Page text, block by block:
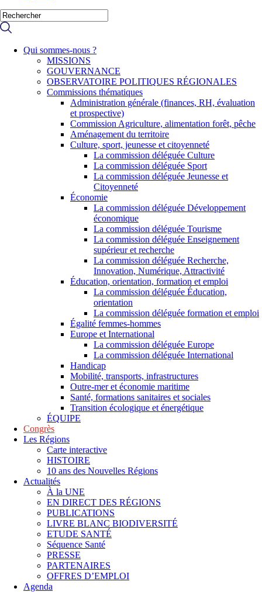
Menu
Qui sommes-nous ?
MISSIONS
GOUVERNANCE
OBSERVATOIRE POLITIQUES RÉGIONALES
Commissions thématiques
Administration générale (finances, RH, évaluation
et prospective)
Commission Agriculture, alimentation forêt, pêche
Aménagement du territoire
Culture, sport, jeunesse et citoyenneté
La commission déléguée Culture
La commission déléguée Sport
La commission déléguée Jeunesse et
Citoyenneté
Économie
La commission déléguée Développement
économique
La commission déléguée Tourisme
La commission déléguée Enseignement
supérieur et recherche
La commission déléguée Recherche,
Innovation, Numérique, Attractivité
Éducation, orientation, formation et emploi
La commission déléguée Éducation,
orientation
La commission déléguée formation et emploi
Égalité femmes-hommes
Europe et International
La commission déléguée Europe
La commission déléguée International
Handicap
Mobilité, transports, infrastructures
Outre-mer et économie maritime
Santé, formations sanitaires et sociales
Transition écologique et énergétique
ÉQUIPE
Congrès
Les Régions
Carte interactive
HISTOIRE
10 ans des Nouvelles Régions
Actualités
À la UNE
EN DIRECT DES RÉGIONS
PUBLICATIONS
LIVRE BLANC BIODIVERSITÉ
ETUDE SANTÉ
Séquence Santé
PRESSE
PARTENAIRES
OFFRES D’EMPLOI
Agenda